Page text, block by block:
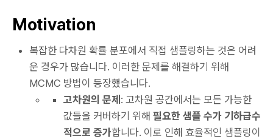
Motivation
복잡한 다차원 확률 분포에서 직접 샘플링하는 것은 어려
운 경우가 많습니다. 이러한 문제를 해결하기 위해
MCMC 방법이 등장했습니다.
고차원의 문제 : 고차원 공간에서는 모든 가능한
값들을 커버하기 위해 필요한 샘플 수가 기하급수
적으로 증가합니다. 이로 인해 효율적인 샘플링이